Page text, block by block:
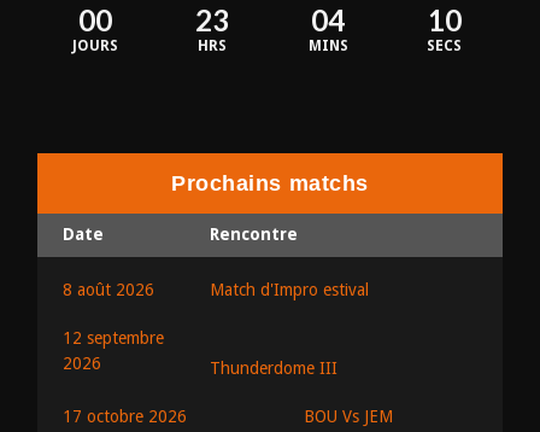
00
JOURS
23
HRS
04
MINS
10
SECS
Prochains matchs
Date Rencontre
8 août 2026 Match d'Impro estival
12 septembre
2026
Thunderdome III
17 octobre 2026 BOU Vs JEM